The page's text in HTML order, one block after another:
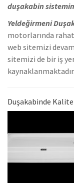
duşakabin
Yeldeğirmeni
motorlarında
web sitemizi
sitemizi de bir iş
kaynaklanmaktadır.
Duşakabinde Kalite